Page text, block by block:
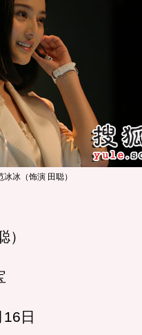
冰冰（饰演 田聪）
日